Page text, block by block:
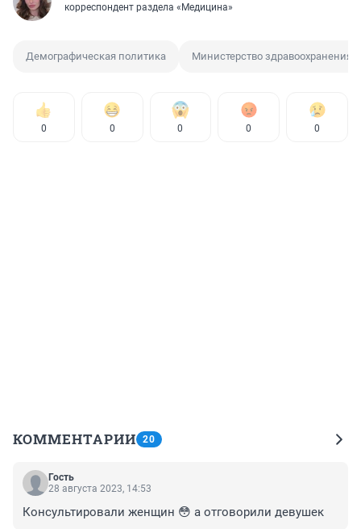
корреспондент раздела «Медицина»
Демографическая политика Министерство здравоохранения
0 0 0 0 0
КОММЕНТАРИИ 20
Гость
28 августа 2023, 14:53
Консультировали женщин 😳 а отговорили девушек